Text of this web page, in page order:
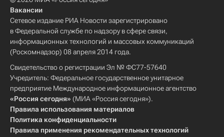
Вакансии
Сетевое издание РИА Новости зарегистрировано
в Федеральной службе по надзору в сфере связи,
информационных технологий и массовых коммуникаций
(Роскомнадзор) 08 апреля 2014 года.
Свидетельство о регистрации Эл № ФС77-57640
Учредитель: Федеральное государственное унитарное
предприятие Международное информационное агентство
«Россия сегодня» (МИА «Россия сегодня»).
Правила использования материалов
Политика конфиденциальности
Правила применения рекомендательных технологий